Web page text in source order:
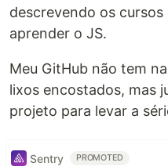
descrevendo os
aprender o JS.
Meu GitHub não tem
lixos encostados, mas
projeto para levar a
Sentry PROMOTED